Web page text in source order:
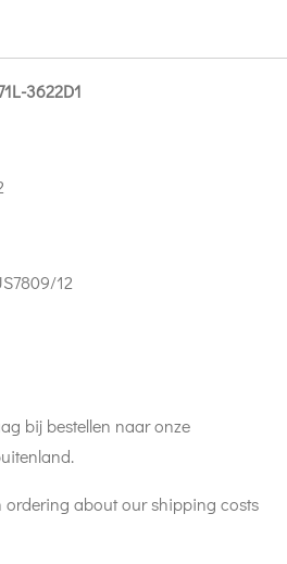
3622D1
12
bij bestellen naar onze
ordering about our shipping costs